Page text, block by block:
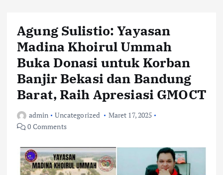
Agung Sulistio: Yayasan
Madina Khoirul Ummah
Buka Donasi untuk Korban
Banjir Bekasi dan Bandung
Barat, Raih Apresiasi GMOCT
admin Uncategorized
Maret 17, 2025
0 Comments